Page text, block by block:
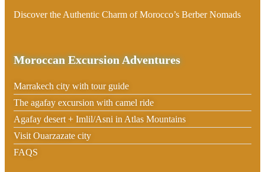
Discover the Authentic Charm of Morocco’s Berber Nomads
Moroccan Excursion Adventures
Marrakech city with tour guide
The agafay excursion with camel ride
Agafay desert + Imlil/Asni in Atlas Mountains
Visit Ouarzazate city
FAQS